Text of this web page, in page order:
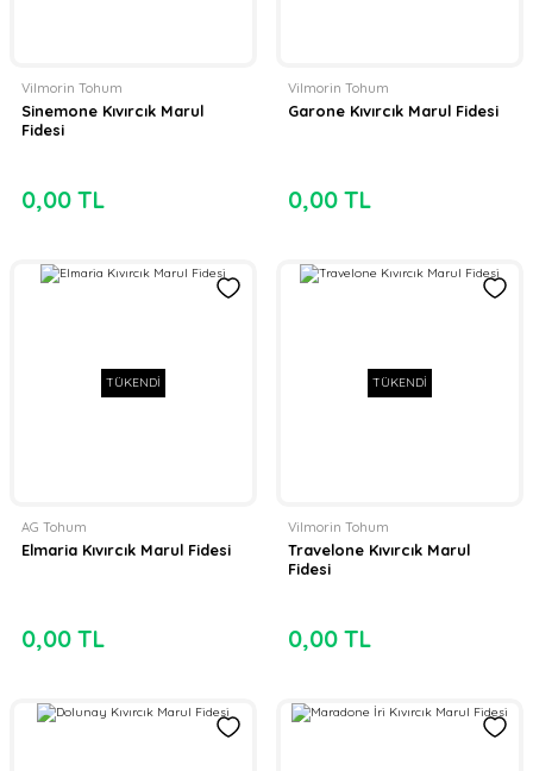
Vilmorin Tohum
Sinemone Kıvırcık Marul
Fidesi
0,00 TL
Vilmorin Tohum
Garone Kıvırcık Marul Fidesi
0,00 TL
TÜKENDİ
AG Tohum
Elmaria Kıvırcık Marul Fidesi
0,00 TL
TÜKENDİ
Vilmorin Tohum
Travelone Kıvırcık Marul
Fidesi
0,00 TL